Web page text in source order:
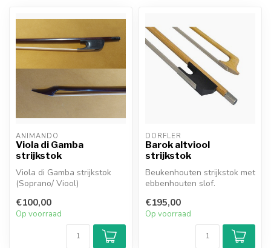
ANIMANDO
Viola di Gamba
strijkstok
Viola di Gamba strijkstok
(Soprano/ Viool)
€100,00
Op voorraad
DÖRFLER
Barok altviool
strijkstok
Beukenhouten strijkstok met
ebbenhouten slof.
€195,00
Op voorraad